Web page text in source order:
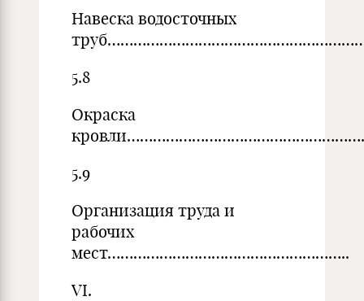
Навеска водосточных
5.8
Окраска
5.9
Организация труда и
рабочих
мест………………………………………………..
VI.